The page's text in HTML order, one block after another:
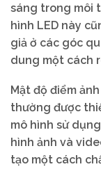
sáng trong môi
hình LED này
giả ở các góc
dung một cách
Mật độ điểm
thường được
mô hình sử
hình ảnh và
tạo một cách